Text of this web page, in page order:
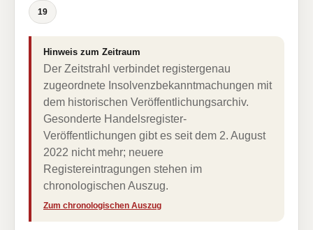
19
Hinweis zum Zeitraum
Der Zeitstrahl verbindet registergenau
zugeordnete Insolvenzbekanntmachungen mit
dem historischen Veröffentlichungsarchiv.
Gesonderte Handelsregister-
Veröffentlichungen gibt es seit dem 2. August
2022 nicht mehr; neuere
Registereintragungen stehen im
chronologischen Auszug.
Zum chronologischen Auszug